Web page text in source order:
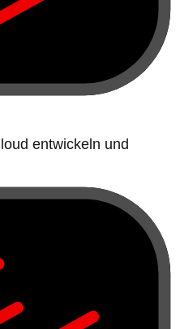
entwickeln und